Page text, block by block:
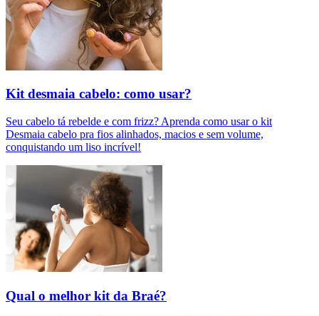
Kit desmaia cabelo: como usar?
Seu cabelo tá rebelde e com frizz? Aprenda como usar o kit
Desmaia cabelo pra fios alinhados, macios e sem volume,
conquistando um liso incrível!
Qual o melhor kit da Braé?